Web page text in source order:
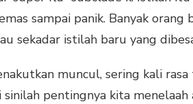
sampai panik. Banyak
sekadar istilah baru yang
muncul, sering kali
pentingnya kita menelaah